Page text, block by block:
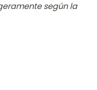
según la